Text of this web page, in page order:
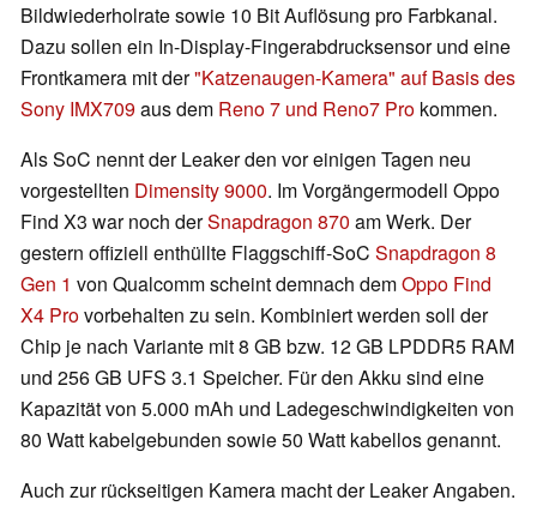
Bildwiederholrate sowie 10 Bit Auflösung pro Farbkanal.
Dazu sollen ein In-Display-Fingerabdrucksensor und eine
Frontkamera mit der"Katzenaugen-Kamera" auf Basis des
Sony IMX709aus dem Reno 7 und Reno7 Pro kommen.
Als SoC nennt der Leaker den vor einigen Tagen neu
vorgestellten Dimensity 9000. Im Vorgängermodell Oppo
Find X3 war noch derSnapdragon 870 am Werk. Der
gestern offiziell enthüllte Flaggschiff-SoC Snapdragon 8
Gen 1 von Qualcomm scheint demnach demOppo Find
X4 Provorbehalten zu sein. Kombiniert werden soll der
Chip je nach Variante mit 8 GB bzw. 12 GB LPDDR5 RAM
und 256 GB UFS 3.1 Speicher. Für den Akku sind eine
Kapazität von 5.000 mAh und Ladegeschwindigkeiten von
80 Watt kabelgebunden sowie 50 Watt kabellos genannt.
Auch zur rückseitigen Kamera macht der Leaker Angaben.